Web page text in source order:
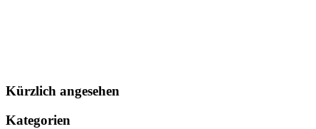
Kürzlich angesehen
Kategorien